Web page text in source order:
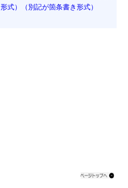
形式）（別記が箇条書き形式）